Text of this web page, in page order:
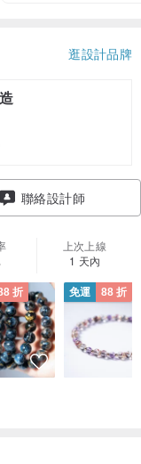
逛設計品牌
聯絡設計師
上次上線
1 天內
折 免運 88 折